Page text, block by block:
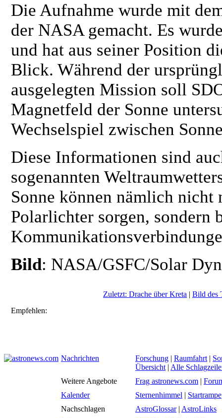
Die Aufnahme wurde mit
der NASA gemacht. Es
und hat aus seiner Position
Blick. Während der
ausgelegten Mission soll
Magnetfeld der Sonne
Wechselspiel zwischen
Diese Informationen sind
sogenannten
Sonne können nämlich nicht
Polarlichter sorgen, sondern
Bild: NASA/GSFC/Solar
Zuletzt: Drache über Kreta | Bild des
Empfehlen:
Nachrichten Forschung | Raumfahrt |
Übersicht | Alle
Weitere Angebote
Frag astronews.com |
Kalender
Sternenhimmel | Startrampe
Nachschlagen
AstroGlossar| AstroLinks